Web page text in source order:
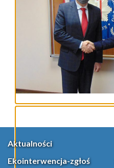
Aktualności
Ekointerwencja-zgłoś